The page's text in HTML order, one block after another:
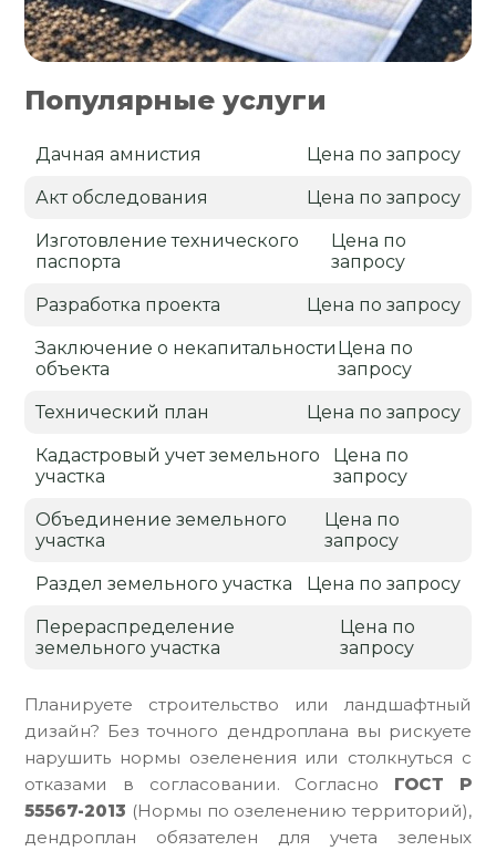
Планируете строительство или ландшафтный
дизайн? Без точного дендроплана вы рискуете
нарушить нормы озеленения или столкнуться с
отказами в согласовании. Согласно ГОСТ Р
55567-2013 (Нормы по озеленению территорий),
дендроплан обязателен для учета зеленых
Популярные услуги
Дачная амнистия Цена по запросу
Акт обследования Цена по запросу
Изготовление технического
паспорта
Цена по
запросу
Разработка проекта Цена по запросу
Заключение о некапитальности
объекта
Цена по
запросу
Технический план Цена по запросу
Кадастровый учет земельного
участка
Цена по
запросу
Объединение земельного
участка
Цена по
запросу
Раздел земельного участка Цена по запросу
Перераспределение
земельного участка
Цена по
запросу